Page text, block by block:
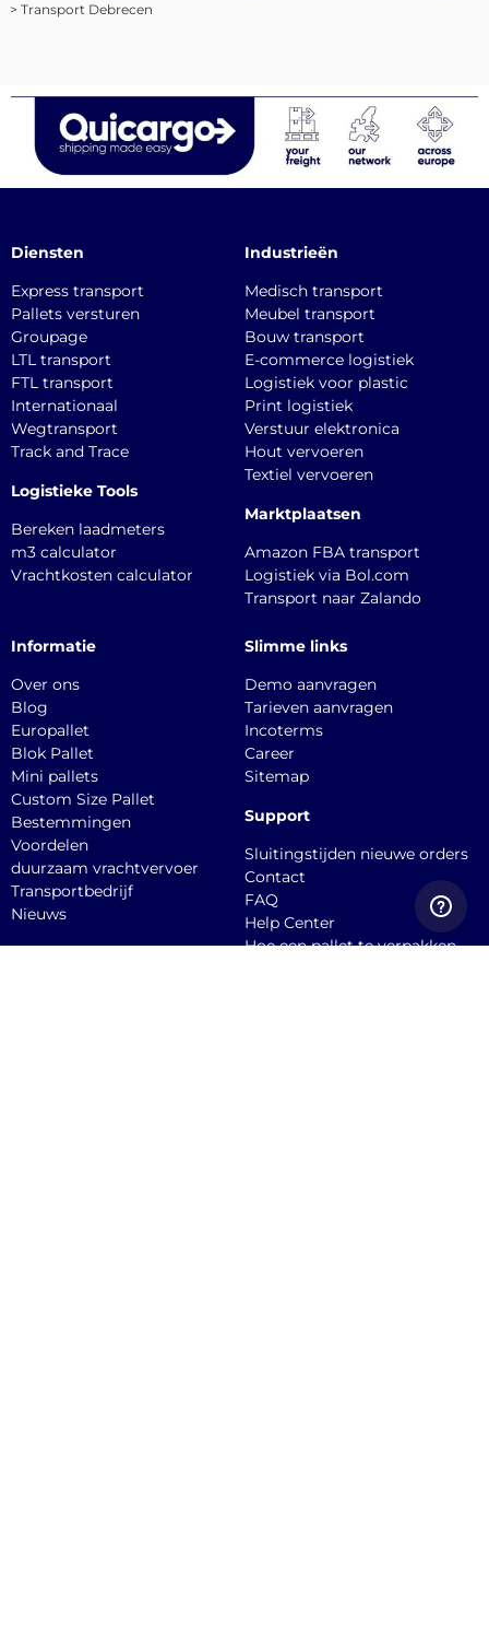
> Transport Debrecen
Diensten
Express transport
Pallets versturen
Groupage
LTL transport
FTL transport
Internationaal
Wegtransport
Track and Trace
Logistieke Tools
Bereken laadmeters
m3 calculator
Vrachtkosten calculator
Industrieën
Medisch transport
Meubel transport
Bouw transport
E-commerce logistiek
Logistiek voor plastic
Print logistiek
Verstuur elektronica
Hout vervoeren
Textiel vervoeren
Marktplaatsen
Amazon FBA transport
Logistiek via Bol.com
Transport naar Zalando
Informatie
Over ons
Blog
Europallet
Blok Pallet
Mini pallets
Custom Size Pallet
Bestemmingen
Voordelen
duurzaam vrachtvervoer
Transportbedrijf
Nieuws
Slimme links
Demo aanvragen
Tarieven aanvragen
Incoterms
Career
Sitemap
Support
Sluitingstijden nieuwe orders
Contact
FAQ
Help Center
Hoe een pallet te verpakken